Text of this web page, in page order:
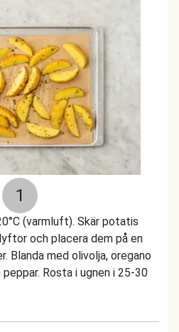
1
(varmluft). Skär potatis
och placera dem på en
Blanda med olivolja, oregano
Rosta i ugnen i 25-30